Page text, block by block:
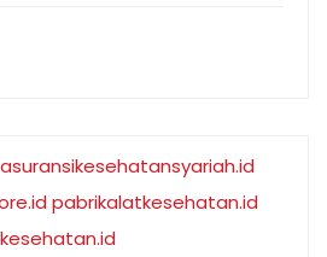
asuransikesehatansyariah.id
pabrikalatkesehatan.id